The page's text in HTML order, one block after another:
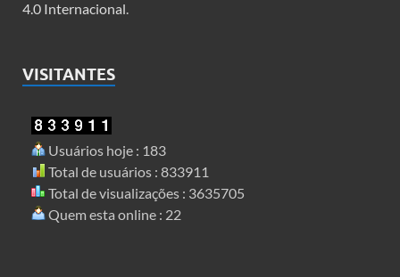
4.0 Internacional
VISITANTES
Usuários hoje : 183
Total de usuários : 833911
Total de visualizações : 3635705
Quem esta online : 22